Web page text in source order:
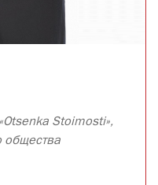
Stoimosti»,
общества